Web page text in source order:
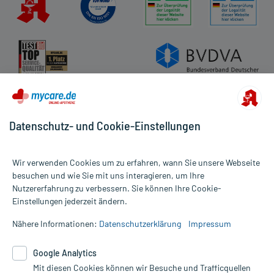
Alle Preise gelten inkl. MwSt., ggf. zzgl. Versandkosten
Informationen auf dieser Website werden ausschließlich für
die Untersuchung und Behandlung durch einen Arzt. Bitte
Therapien eingeleitet werden können. | Diese Webseite benutzt
Google Analytics. Lesen Sie bitte dazu die wichtigen Hinweise in
Datenschutz- und Cookie-Einstellungen
Wir verwenden Cookies um zu erfahren, wann Sie unsere Webseite
besuchen und wie Sie mit uns interagieren, um Ihre
Nutzererfahrung zu verbessern. Sie können Ihre Cookie-
Einstellungen jederzeit ändern.
Nähere Informationen: Datenschutzerklärung Impressum
Google Analytics
Mit diesen Cookies können wir Besuche und Trafficquellen